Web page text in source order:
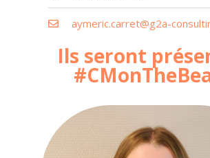
aymeric.carret@g2a-
Ils seront